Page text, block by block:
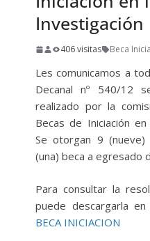
Investigación
406 visitas Beca
Les comunicamos a
Decanal nº 540/12
realizado por la
Becas de Iniciación
Se otorgan 9
(una) beca a egresado
Para consultar la
puede descargarla
BECA INICIACION